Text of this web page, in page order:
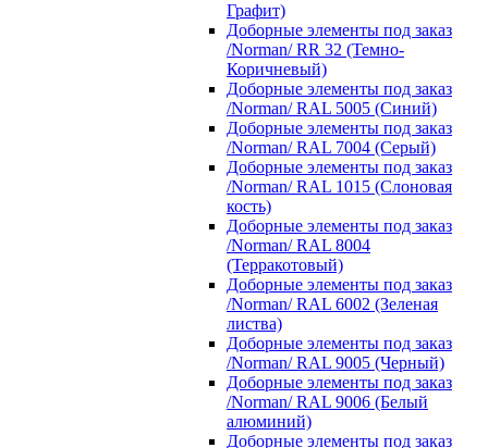
Графит)
Доборные элементы под заказ
/Norman/ RR 32 (Темно-
Коричневый)
Доборные элементы под заказ
/Norman/ RAL 5005 (Синий)
Доборные элементы под заказ
/Norman/ RAL 7004 (Серый)
Доборные элементы под заказ
/Norman/ RAL 1015 (Слоновая
кость)
Доборные элементы под заказ
/Norman/ RAL 8004
(Терракотовый)
Доборные элементы под заказ
/Norman/ RAL 6002 (Зеленая
листва)
Доборные элементы под заказ
/Norman/ RAL 9005 (Черный)
Доборные элементы под заказ
/Norman/ RAL 9006 (Белый
алюминий)
Доборные элементы под заказ